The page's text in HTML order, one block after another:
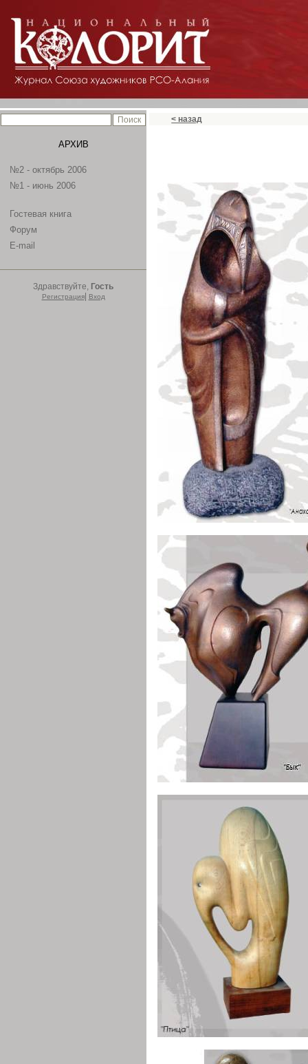
АРХИВ
№2 - октябрь 2006
№1 - июнь 2006
Гостевая книга
Форум
E-mail
Здравствуйте, Гость
Регистрация| Вход
< назад